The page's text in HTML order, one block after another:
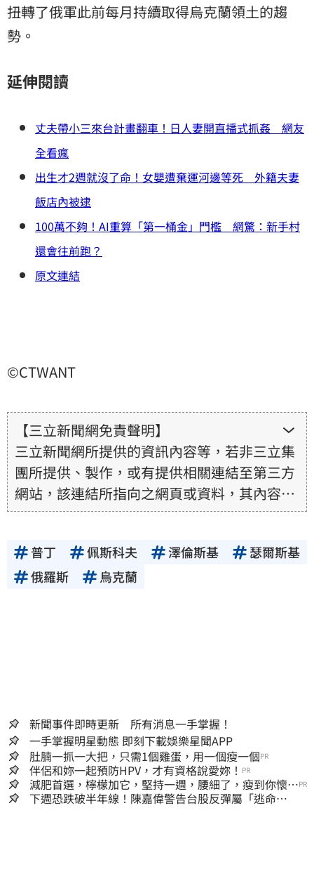
扭轉了俄軍此前每月持續取得烏克蘭領土的趨
勢。
延伸閱讀
丈夫帶小三來台計畫翻車！日人妻開直播式抓姦 網友
全看瘋
出生才2週就沒了命！女嬰遭棄運河邊等死 外籍夫妻
飯店內被逮
100萬不夠！AI重算「第一桶金」門檻 網驚：新手村
還會往前跑？
原文連結
©CTWANT
【三立新聞網免責聲明】
三立新聞網所提供的資訊內容等，若非三立集
團所提供、製作，或有提供相關連結至第三方
網站，該連結所指向之網頁或資料，其內容均
為所連結網站提供，相關權利均為該網站、內
其真實性、正確性、即時性、完整性或合法
性。三立新聞網所提供的資訊內容，若其著作
普丁 佩斯科夫 澤倫斯基
瑟爾斯基
俄羅斯
烏克蘭
新聞事件即時更新 所有消息一手掌握！
一手掌握明星動態 即刻下載娛樂星聞APP
肚腩一抓一大把，只需1個雞蛋，用一個瘦一個PR
伴侶和妳一起預防HPV，才有資格說愛妳！ PR
減肥首選，檸檬加它，堅持一週，腰細了，瘦到你懷疑
人生
PR
下週恐跌破半年線！陳嘉偉警告台股反彈屬「逃命